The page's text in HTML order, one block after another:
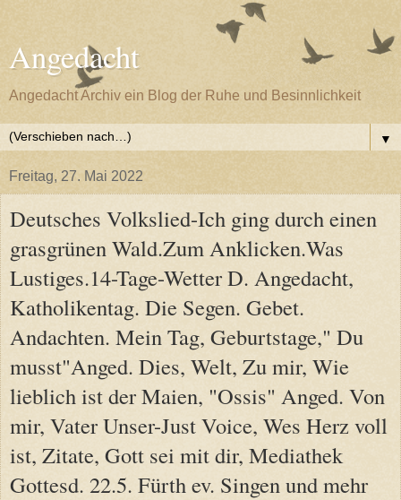
Angedacht
Angedacht Archiv ein Blog der Ruhe und Besinnlichkeit
▼
Freitag, 27. Mai 2022
Deutsches Volkslied-Ich ging durch einen
grasgrünen Wald.Zum Anklicken.Was
Lustiges.14-Tage-Wetter D. Angedacht,
Katholikentag. Die Segen. Gebet.
Andachten. Mein Tag, Geburtstage," Du
musst"Anged. Dies, Welt, Zu mir, Wie
lieblich ist der Maien, "Ossis" Anged. Von
mir, Vater Unser-Just Voice, Wes Herz voll
ist, Zitate, Gott sei mit dir, Mediathek
Gottesd. 22.5. Fürth ev. Singen und mehr